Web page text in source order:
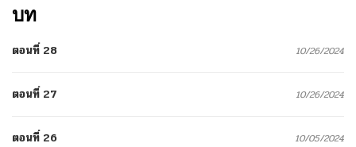
บท
ตอนที่ 28 10/26/2024
ตอนที่ 27 10/26/2024
ตอนที่ 26 10/05/2024